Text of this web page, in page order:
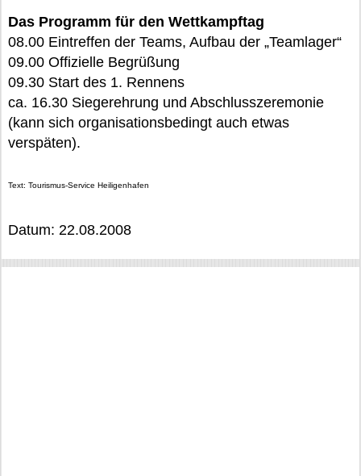
Das Programm für den Wettkampftag
08.00 Eintreffen der Teams, Aufbau der „Teamlager“
09.00 Offizielle Begrüßung
09.30 Start des 1. Rennens
ca. 16.30 Siegerehrung und Abschlusszeremonie
(kann sich organisationsbedingt auch etwas
verspäten).
Text: Tourismus-Service Heiligenhafen
Datum: 22.08.2008